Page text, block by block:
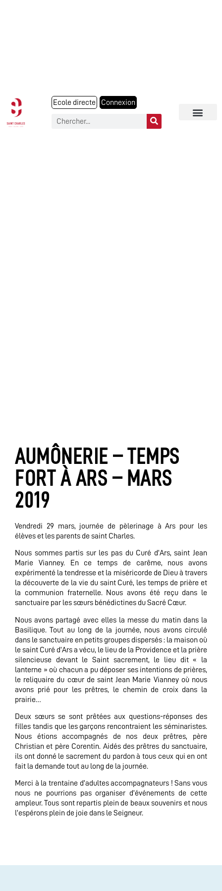
Ecole directe Connexion
AUMÔNERIE – TEMPS
FORT À ARS – MARS
2019
Vendredi 29 mars, journée de pèlerinage à Ars pour les
élèves et les parents de saint Charles.
Nous sommes partis sur les pas du Curé d’Ars, saint Jean
Marie Vianney. En ce temps de carême, nous avons
expérimenté la tendresse et la miséricorde de Dieu à travers
la découverte de la vie du saint Curé, les temps de prière et
la communion fraternelle. Nous avons été reçu dans le
sanctuaire par les sœurs bénédictines du Sacré Cœur.
Nous avons partagé avec elles la messe du matin dans la
Basilique. Tout au long de la journée, nous avons circulé
dans le sanctuaire en petits groupes dispersés : la maison où
le saint Curé d’Ars a vécu, le lieu de la Providence et la prière
silencieuse devant le Saint sacrement, le lieu dit « la
lanterne » où chacun a pu déposer ses intentions de prières,
le reliquaire du cœur de saint Jean Marie Vianney où nous
avons prié pour les prêtres, le chemin de croix dans la
prairie…
Deux sœurs se sont prêtées aux questions-réponses des
filles tandis que les garçons rencontraient les séminaristes.
Nous étions accompagnés de nos deux prêtres, père
Christian et père Corentin. Aidés des prêtres du sanctuaire,
ils ont donné le sacrement du pardon à tous ceux qui en ont
fait la demande tout au long de la journée.
Merci à la trentaine d’adultes accompagnateurs ! Sans vous
nous ne pourrions pas organiser d’événements de cette
ampleur. Tous sont repartis plein de beaux souvenirs et nous
l’espérons plein de joie dans le Seigneur.